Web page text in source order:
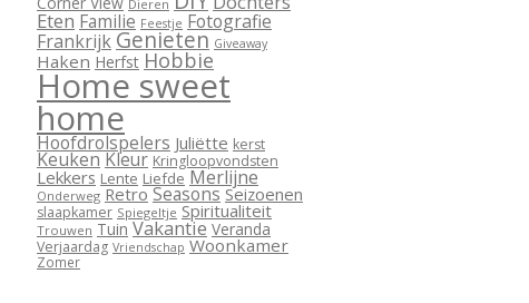
Dieren
Eten Familie Feestje Fotografie
Frankrijk Genieten Giveaway
Haken Herfst Hobbie
Home sweet
home
Hoofdrolspelers Juliëtte kerst
KeukenKleur Kringloopvondsten
Lekkers Lente Liefde Merlijne
Onderweg Retro Seasons Seizoenen
slaapkamer Spiegeltje Spiritualiteit
Trouwen Tuin Vakantie Veranda
Verjaardag Vriendschap Woonkamer
Zomer